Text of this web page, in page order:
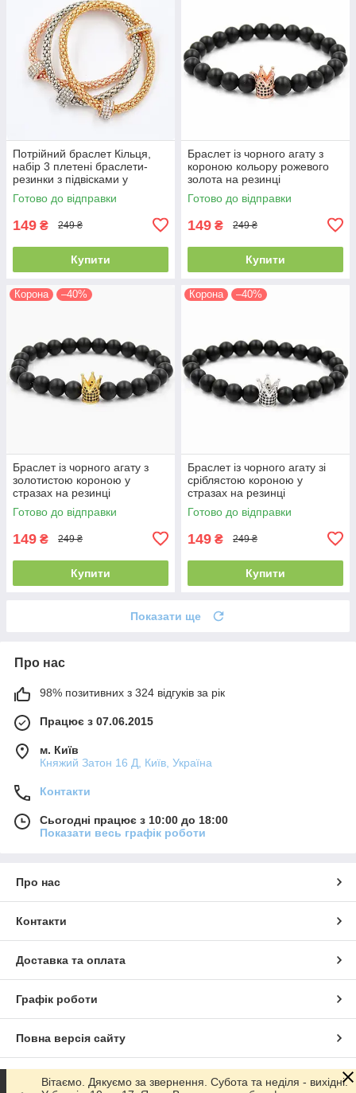
Потрійний браслет Кільця,
набір 3 плетені браслети-
резинки з підвісками у
стразах
Готово до відправки
149 ₴ 249 ₴
Купити
Браслет із чорного агату з
короною кольору рожевого
золота на резинці
Готово до відправки
149 ₴ 249 ₴
Купити
Корона –40%
Браслет із чорного агату з
золотистою короною у
стразах на резинці
Готово до відправки
149 ₴ 249 ₴
Купити
Корона –40%
Браслет із чорного агату зі
сріблястою короною у
стразах на резинці
Готово до відправки
149 ₴ 249 ₴
Купити
Показати ще
Про нас
98% позитивних з 324 відгуків за рік
Працює з 07.06.2015
м. Київ
Княжий Затон 16 Д, Київ, Україна
Контакти
Сьогодні працює з 10:00 до 18:00
Показати весь графік роботи
Про нас
Контакти
Доставка та оплата
Графік роботи
Повна версія сайту
Сайт створено на маркетплейсі Prom.ua
Вітаємо. Дякуємо за звернення. Субота та неділя - вихідні.